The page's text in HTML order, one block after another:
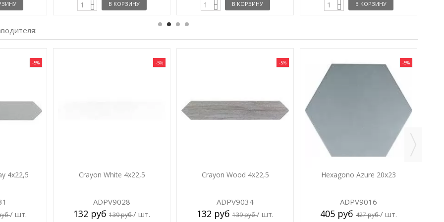
В КОРЗИНУ В КОРЗИНУ В КОРЗИНУ
-5%
4x22,5
/ шт.
-5%
Crayon White 4x22,5
ADPV9028
132 руб 139 руб/ шт.
-5%
Crayon Wood 4x22,5
ADPV9034
132 руб 139 руб/ шт.
-5%
Hexagono Azure 20x23
ADPV9016
405 руб 427 руб/ шт.